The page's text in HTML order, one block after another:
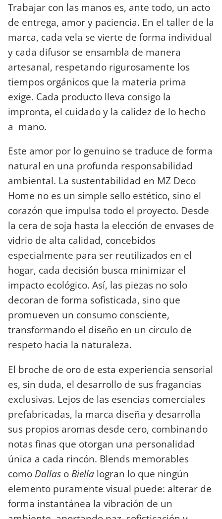
​Trabajar con las manos es, ante todo, un acto
de entrega, amor y paciencia. En el taller de la
marca, cada vela se vierte de forma individual
y cada difusor se ensambla de manera
artesanal, respetando rigurosamente los
tiempos orgánicos que la materia prima
exige. Cada producto lleva consigo la
impronta, el cuidado y la calidez de lo hecho
a mano.
​Este amor por lo genuino se traduce de forma
natural en una profunda responsabilidad
ambiental. La sustentabilidad en MZ Deco
Home no es un simple sello estético, sino el
corazón que impulsa todo el proyecto. Desde
la cera de soja hasta la elección de envases de
vidrio de alta calidad, concebidos
especialmente para ser reutilizados en el
hogar, cada decisión busca minimizar el
impacto ecológico. Así, las piezas no solo
decoran de forma sofisticada, sino que
promueven un consumo consciente,
transformando el diseño en un círculo de
respeto hacia la naturaleza.
​El broche de oro de esta experiencia sensorial
es, sin duda, el desarrollo de sus fragancias
exclusivas. Lejos de las esencias comerciales
prefabricadas, la marca diseña y desarrolla
sus propios aromas desde cero, combinando
notas finas que otorgan una personalidad
única a cada rincón. Blends memorables
como Dallas o Biella logran lo que ningún
elemento puramente visual puede: alterar de
forma instantánea la vibración de un